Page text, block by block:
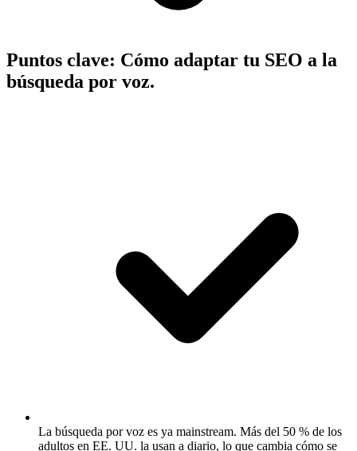
Puntos clave: Cómo adaptar tu SEO a la
búsqueda por voz.
La búsqueda por voz es ya mainstream. Más del 50 % de los
adultos en EE. UU. la usan a diario, lo que cambia cómo se